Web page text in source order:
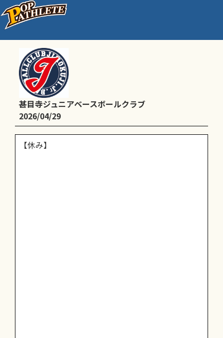
Dチーム予定【休み】
甚目寺ジュニアベースボールクラブ
2026/04/29
【休み】